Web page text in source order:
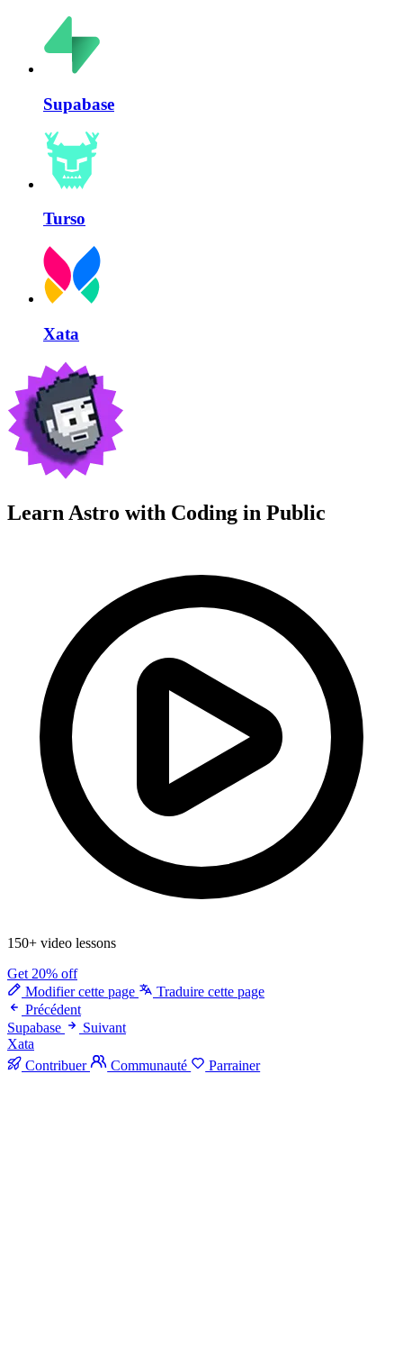
Supabase
Turso
Xata
Learn Astro with Coding in Public
150+ video lessons
Get 20% off
Modifier cette page
Traduire cette page
Précédent
Supabase
Suivant
Xata
Contribuer
Communauté Parrainer